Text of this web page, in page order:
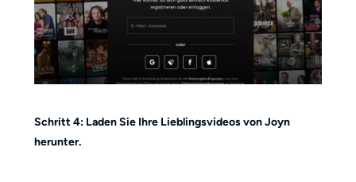
Schritt 4: Laden Sie Ihre Lieblingsvideos von Joyn
herunter.